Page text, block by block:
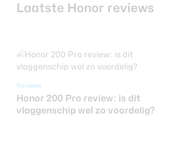
Laatste Honor reviews
Reviews
Honor 200 Pro review: is dit
vlaggenschip wel zo voordelig?